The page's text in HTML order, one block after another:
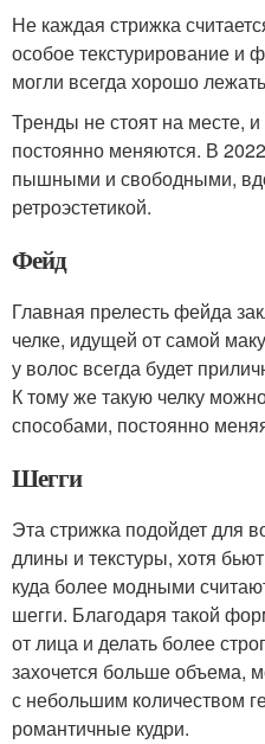
Не каждая стрижка
особое текстурирование и
могли всегда хорошо
Тренды не стоят на месте,
постоянно меняются. В
пышными и свободными,
ретроэстетикой.
Фейд
Главная прелесть фейда
челке, идущей от самой
у волос всегда будет
К тому же такую челку
способами, постоянно
Шегги
Эта стрижка подойдет для
длины и текстуры, хотя
куда более модными
шегги. Благодаря такой
от лица и делать более
захочется больше объема,
с небольшим количеством
романтичные кудри.